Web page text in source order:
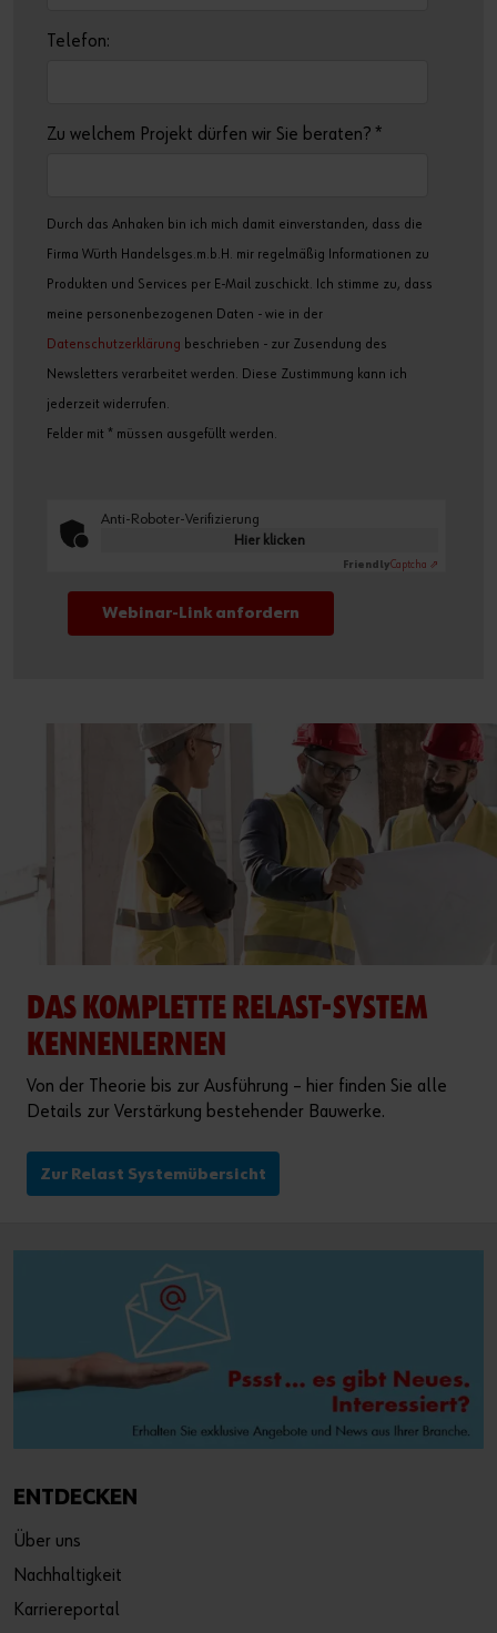
Telefon:
Zu welchem Projekt dürfen wir Sie beraten? *
Durch das Anhaken bin ich mich damit einverstanden, dass die
Firma Würth Handelsges.m.b.H. mir regelmäßig Informationen zu
Produkten und Services per E-Mail zuschickt. Ich stimme zu, dass
meine personenbezogenen Daten - wie in der
Datenschutzerklärung beschrieben - zur Zusendung des
Newsletters verarbeitet werden. Diese Zustimmung kann ich
jederzeit widerrufen.
Felder mit * müssen ausgefüllt werden.
Anti-Roboter-Verifizierung
Hier klicken
FriendlyCaptcha ⇗
DAS KOMPLETTE RELAST-SYSTEM
KENNENLERNEN
Von der Theorie bis zur Ausführung – hier finden Sie alle
Details zur Verstärkung bestehender Bauwerke.
Zur Relast Systemübersicht
ENTDECKEN
Über uns
Nachhaltigkeit
Karriereportal